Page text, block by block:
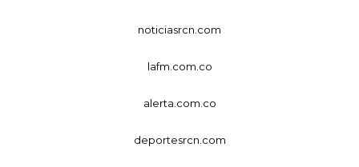
noticiasrcn.com
lafm.com.co
alerta.com.co
deportesrcn.com